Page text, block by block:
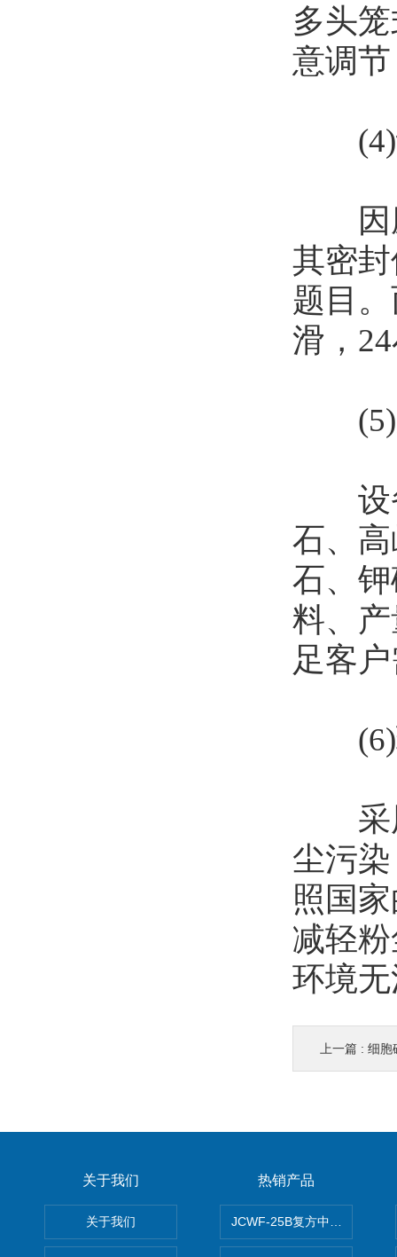
多头
意调
(4)
因磨
其密
题目
滑，
(5)
设备
石、
石、
料、
足客
(6)
采用
尘污
照国
减轻
环境
上一篇 : 细胞
关于我们
关于我们
热销产品
JCWF-25B复方中药材超微粉